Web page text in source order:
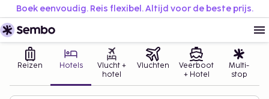
Boek eenvoudig. Reis flexibel. Altijd voor de beste prijs.
Reizen Hotels
Vlucht +
hotel
Vluchten
Veerboot
+ Hotel
Multi-
stop